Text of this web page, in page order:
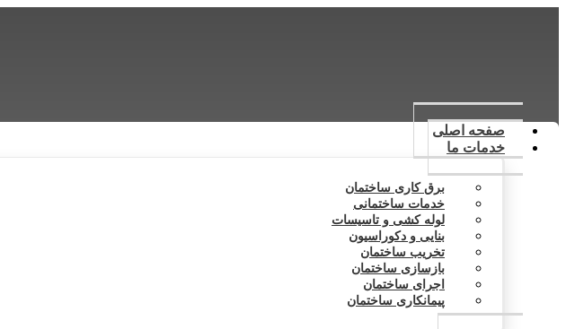
صفحه اصلی
خدمات ما
برق کاری ساختمان
خدمات ساختمانی
لوله کشی و تاسیسات
بنایی و دکوراسیون
تخریب ساختمان
بازسازی ساختمان
اجرای ساختمان
پیمانکاری ساختمان